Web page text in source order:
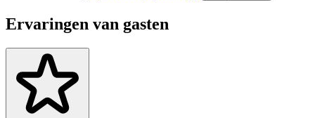
Ervaringen van gasten